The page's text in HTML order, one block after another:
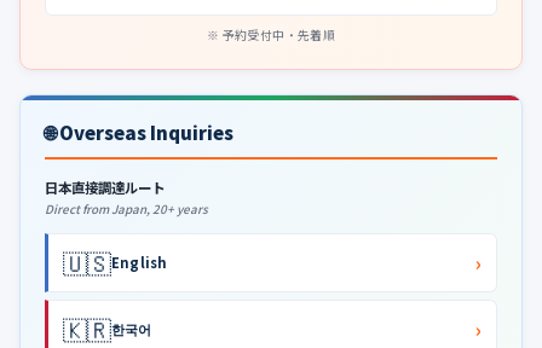
予約受付中・先着順
🌐 Overseas Inquiries
日本直接調達ルート
Direct from Japan, 20+ years
🇺🇸English ›
🇰🇷한국어 ›